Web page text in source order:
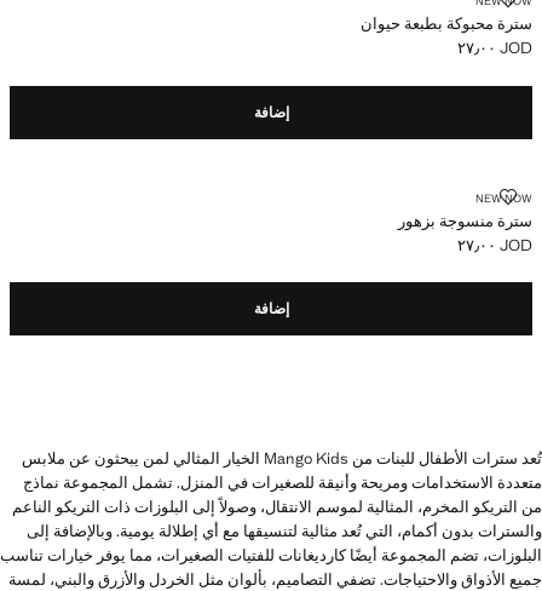
سترة محبوكة بطبعة حيوان
السعر الحالي [JOD ٢٧٫٠٠ ]
JOD ٢٧٫٠٠
إضافة
NEW NOW
سترة منسوجة بزهور
سترة منسوجة بزهور
السعر الحالي [JOD ٢٧٫٠٠ ]
JOD ٢٧٫٠٠
إضافة
تُعد سترات الأطفال للبنات من Mango Kids الخيار المثالي لمن يبحثون عن ملابس
متعددة الاستخدامات ومريحة وأنيقة للصغيرات في المنزل. تشمل المجموعة نماذج
من التريكو المخرم، المثالية لموسم الانتقال، وصولاً إلى البلوزات ذات التريكو الناعم
والسترات بدون أكمام، التي تُعد مثالية لتنسيقها مع أي إطلالة يومية. وبالإضافة إلى
البلوزات، تضم المجموعة أيضًا كارديغانات للفتيات الصغيرات، مما يوفر خيارات تناسب
جميع الأذواق والاحتياجات. تضفي التصاميم، بألوان مثل الخردل والأزرق والبني، لمسة